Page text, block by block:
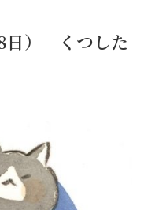
日） くつした